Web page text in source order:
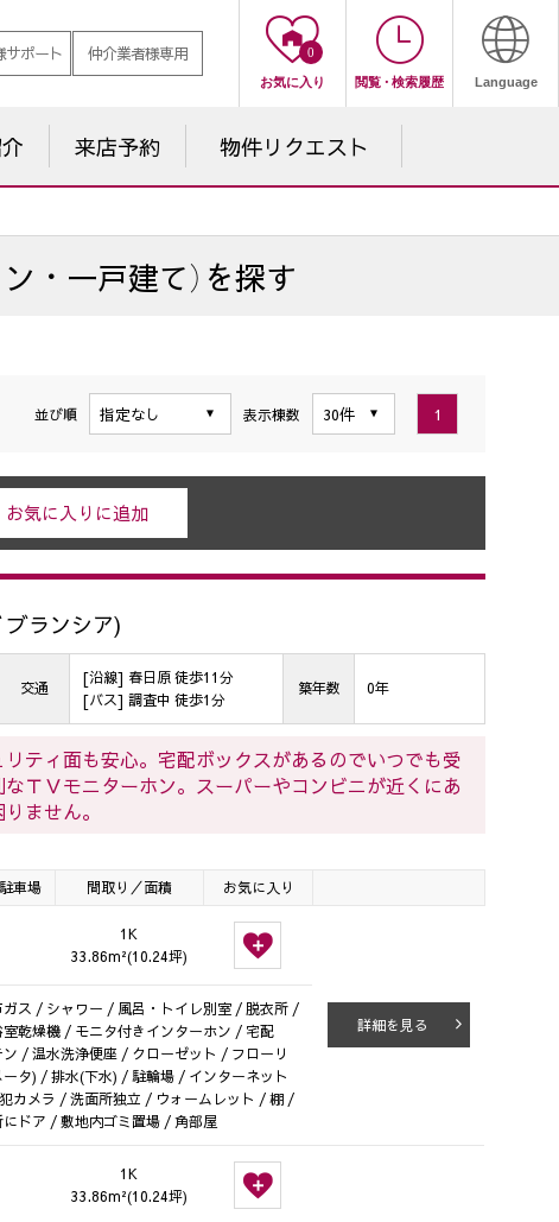
サポート 仲介業者様専用 0
お気に入り 閲覧・ 検索履歴 Language
来店予約 物件リクエスト
・一戸建て）を探す
並び順 表示棟数 1
お気に入りに追加
ランシア)
交通
[沿線] 春日原 徒歩11分
[バス] 調査中 徒歩1分
築年数 0年
ティ面も安心。宅配ボックスがあるのでいつでも受
ＴＶモニターホン。スーパーやコンビニが近くにあ
ません。
駐車場 間取り／面積 お気に入り
1K
33.86m²(10.24坪)
詳細を見る
ス / シャワー / 風呂・トイレ別室 / 脱衣所 /
乾燥機 / モニタ付きインターホン / 宅配
/ 温水洗浄便座 / クローゼット / フローリ
タ) / 排水(下水) / 駐輪場 / インターネット
カメラ / 洗面所独立 / ウォームレット / 棚 /
ドア / 敷地内ゴミ置場 / 角部屋
1K
33.86m²(10.24坪)